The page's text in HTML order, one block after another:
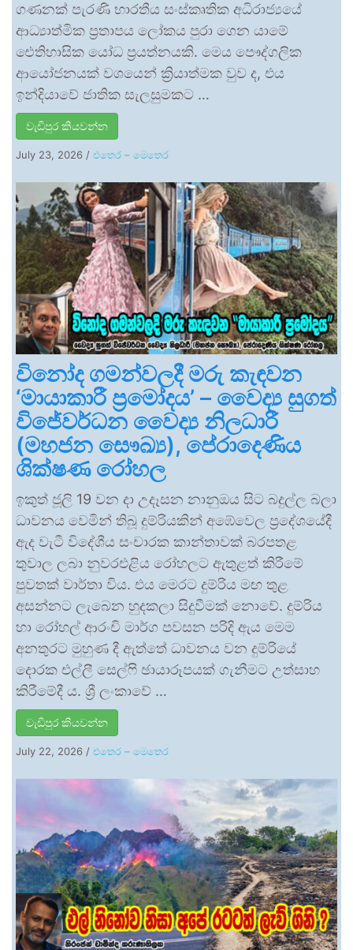
ගණනක් පැරණි භාරතීය සංස්කෘතික අධිරාජ්‍යයේ
ආධ්‍යාත්මික ප්‍රතාපය ලෝකය පුරා ගෙන යාමේ
ඓතිහාසික යෝධ ප්‍රයත්නයකි. මෙය පෞද්ගලික
ආයෝජනයක් වශයෙන් ක්‍රියාත්මක වුව ද, එය
ඉන්දියාවේ ජාතික සැලසුමකට …
වැඩිපුර කියවන්න
July 23, 2026 / එතෙර – මෙතෙර
විනෝද ගමන්වලදී මරු කැඳවන
‘මායාකාරී ප්‍රමෝදය’ – වෛද්‍ය සුගත්
විජේවර්ධන වෛද්‍ය නිලධාරී
(මහජන සෞඛ්‍ය), පේරාදෙණිය
ශික්ෂණ රෝහල
ඉකුත් ජූලි 19 වන දා උදෑසන නානුඔය සිට බදුල්ල බලා
ධාවනය වෙමින් තිබූ දුම්රියකින් අඹේවෙල ප්‍රදේශයේදී
ඇද වැටී විදේශීය සංචාරක කාන්තාවක් බරපතළ
තුවාල ලබා නුවරඑළිය රෝහලට ඇතුළත් කිරීමේ
පුවතක් වාර්තා විය. එය මෙරට දුම්රිය මඟ තුළ
අසන්නට ලැබෙන හුදකලා සිදුවීමක් නොවේ. දුම්රිය
හා රෝහල් ආරංචි මාර්ග පවසන පරිදි ඇය මෙම
අනතුරට මුහුණ දී ඇත්තේ ධාවනය වන දුම්රියේ
දොරක එල්ලී සෙල්ෆි ඡායාරූපයක් ගැනීමට උත්සාහ
කිරීමේදී ය. ශ්‍රී ලංකාවේ …
වැඩිපුර කියවන්න
July 22, 2026 / එතෙර – මෙතෙර